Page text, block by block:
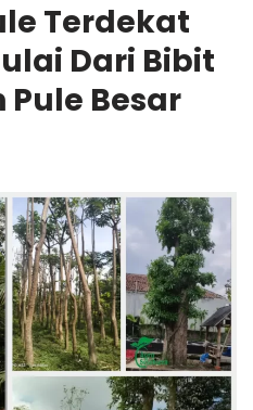
Terdekat
Dari Bibit
Pule Besar